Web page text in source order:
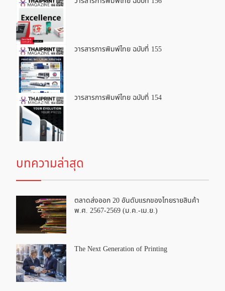
วารสารการพิมพ์ไทย ฉบับที่ 155
วารสารการพิมพ์ไทย ฉบับที่ 154
บทความล่าสุด
ตลาดส่งออก 20 อันดับแรกของไทยรายสินค้า
พ.ศ. 2567-2569 (ม.ค.-เม.ย.)
The Next Generation of Printing